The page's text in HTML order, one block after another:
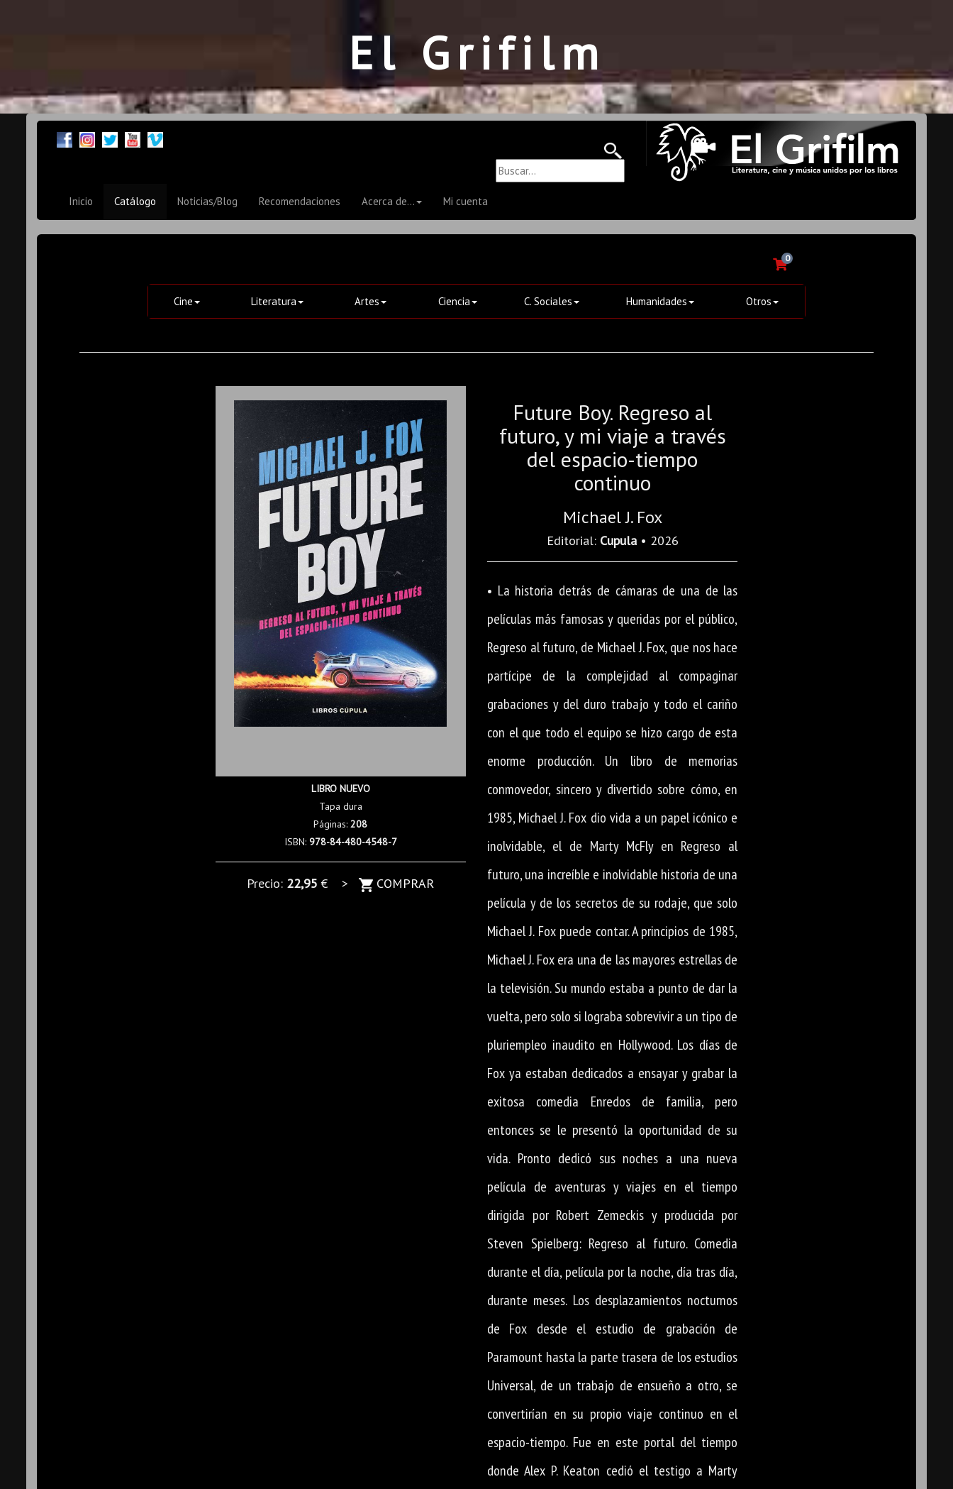
El Grifilm
Inicio Catálogo Noticias/Blog Recomendaciones Acerca de... Mi cuenta
0
Cine Literatura Artes Ciencia C. Sociales Humanidades Otros
LIBRO NUEVO
Tapa dura
Páginas:208
ISBN: 978-84-480-4548-7
Precio: 22,95 € > COMPRAR
Future Boy. Regreso al
futuro, y mi viaje a través
del espacio-tiempo
continuo
Michael J. Fox
Editorial: Cupula• 2026
• La historia detrás de cámaras de una de las
películas más famosas y queridas por el público,
Regreso al futuro, de Michael J. Fox, que nos hace
partícipe de la complejidad al compaginar
grabaciones y del duro trabajo y todo el cariño
con el que todo el equipo se hizo cargo de esta
enorme producción. Un libro de memorias
conmovedor, sincero y divertido sobre cómo, en
1985, Michael J. Fox dio vida a un papel icónico e
inolvidable, el de Marty McFly en Regreso al
futuro, una increíble e inolvidable historia de una
película y de los secretos de su rodaje, que solo
Michael J. Fox puede contar. A principios de 1985,
Michael J. Fox era una de las mayores estrellas de
la televisión. Su mundo estaba a punto de dar la
vuelta, pero solo si lograba sobrevivir a un tipo de
pluriempleo inaudito en Hollywood. Los días de
Fox ya estaban dedicados a ensayar y grabar la
exitosa comedia Enredos de familia, pero
entonces se le presentó la oportunidad de su
vida. Pronto dedicó sus noches a una nueva
película de aventuras y viajes en el tiempo
dirigida por Robert Zemeckis y producida por
Steven Spielberg: Regreso al futuro. Comedia
durante el día, película por la noche, día tras día,
durante meses. Los desplazamientos nocturnos
de Fox desde el estudio de grabación de
Paramount hasta la parte trasera de los estudios
Universal, de un trabajo de ensueño a otro, se
convertirían en su propio viaje continuo en el
espacio-tiempo. Fue en este portal del tiempo
donde Alex P. Keaton cedió el testigo a Marty